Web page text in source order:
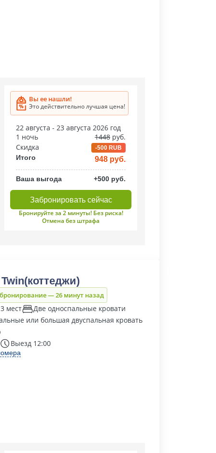
Вы ее нашли!
Это действительно лучшая цена!
22 августа - 23 августа 2026 год
1 ночь
1448 руб.
Скидка
-500 RUB
Итого 948 руб.
Ваша выгода +500 руб.
Забронировать сейчас
Бронируйте за 2 минуты! Без риска!
Отмена без штрафа
— 26 минут назад
мест
Две односпальные кровати
или большая двуспальная кровать
Выезд 12:00